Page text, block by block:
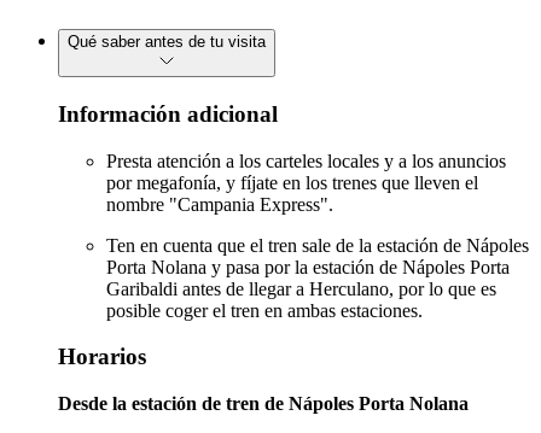
Qué saber antes de tu visita
Información adicional
Presta atención a los carteles locales y a los anuncios
por megafonía, y fíjate en los trenes que lleven el
nombre "Campania Express".
Ten en cuenta que el tren sale de la estación de Nápoles
Porta Nolana y pasa por la estación de Nápoles Porta
Garibaldi antes de llegar a Herculano, por lo que es
posible coger el tren en ambas estaciones.
Horarios
Desde la estación de tren de Nápoles Porta Nolana